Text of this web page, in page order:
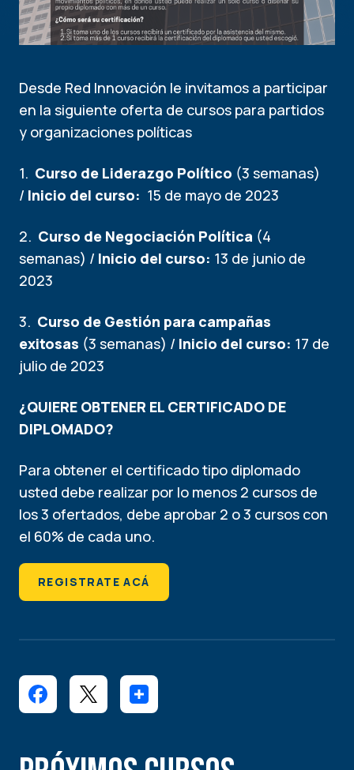
Desde Red Innovación le invitamos a participar
en la siguiente oferta de cursos para partidos
y organizaciones políticas
1. Curso de Liderazgo Político (3 semanas)
/ Inicio del curso: 15 de mayo de 2023
2. Curso de Negociación Política (4
semanas) / Inicio del curso: 13 de junio de
2023
3. Curso de Gestión para campañas
exitosas (3 semanas) / Inicio del curso: 17 de
julio de 2023
¿QUIERE OBTENER EL CERTIFICADO DE
DIPLOMADO?
Para obtener el certificado tipo diplomado
usted debe realizar por lo menos 2 cursos de
los 3 ofertados, debe aprobar 2 o 3 cursos con
el 60% de cada uno.
REGISTRATE ACÁ